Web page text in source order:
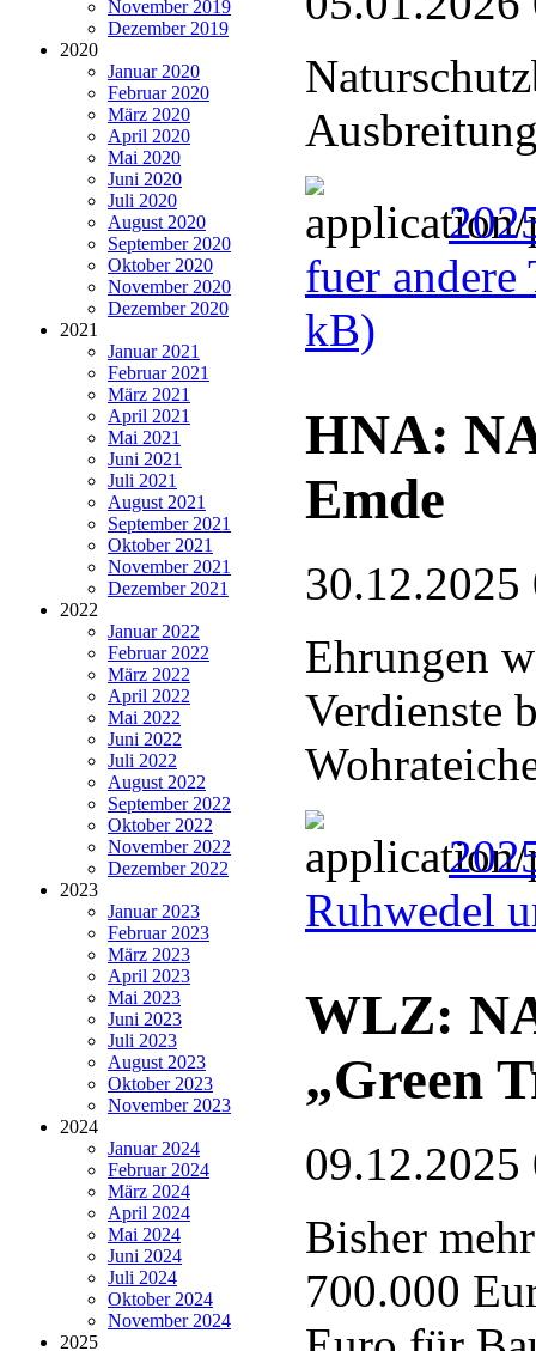
November 2019
Dezember 2019
2020
Januar 2020
Februar 2020
März 2020
April 2020
Mai 2020
Juni 2020
Juli 2020
August 2020
September 2020
Oktober 2020
November 2020
Dezember 2020
2021
Januar 2021
Februar 2021
März 2021
April 2021
Mai 2021
Juni 2021
Juli 2021
August 2021
September 2021
Oktober 2021
November 2021
Dezember 2021
2022
Januar 2022
Februar 2022
März 2022
April 2022
Mai 2022
Juni 2022
Juli 2022
August 2022
September 2022
Oktober 2022
November 2022
Dezember 2022
2023
Januar 2023
Februar 2023
März 2023
April 2023
Mai 2023
Juni 2023
Juli 2023
August 2023
Oktober 2023
November 2023
2024
Januar 2024
Februar 2024
März 2024
April 2024
Mai 2024
Juni 2024
Juli 2024
Oktober 2024
November 2024
2025
fuer
kB)
HNA:
Emde
30.12.2025
Ehrungen
Verdienste
Ruhwedel
WLZ:
„Green
09.12.2025
Bisher
700.000